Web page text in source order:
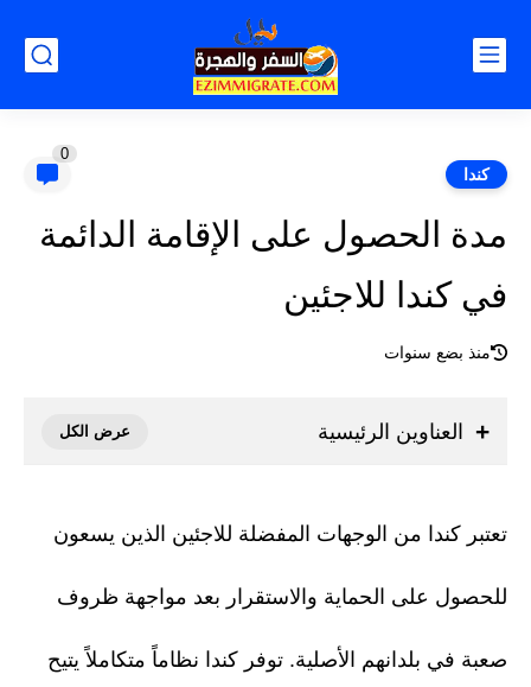
كندا
0
مدة الحصول على الإقامة الدائمة
في كندا للاجئين
منذ بضع سنوات
العناوين الرئيسية
تعتبر كندا من الوجهات المفضلة للاجئين الذين يسعون
للحصول على الحماية والاستقرار بعد مواجهة ظروف
صعبة في بلدانهم الأصلية. توفر كندا نظاماً متكاملاً يتيح